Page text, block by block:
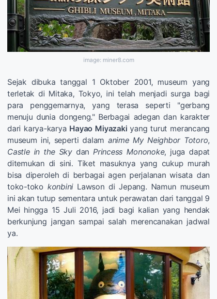
image: miner8.com
Sejak dibuka tanggal 1 Oktober 2001, museum yang
terletak di Mitaka, Tokyo, ini telah menjadi surga bagi
para penggemarnya, yang terasa seperti "gerbang
menuju dunia dongeng." Berbagai adegan dan karakter
dari karya-karya Hayao Miyazaki yang turut merancang
museum ini, seperti dalam anime My Neighbor Totoro,
Castle in the SkydanPrincess Mononoke, juga dapat
ditemukan di sini. Tiket masuknya yang cukup murah
bisa diperoleh di berbagai agen perjalanan wisata dan
toko-toko konbini Lawson di Jepang. Namun museum
ini akan tutup sementara untuk perawatan dari tanggal 9
Mei hingga 15 Juli 2016, jadi bagi kalian yang hendak
berkunjung jangan sampai salah merencanakan jadwal
ya.